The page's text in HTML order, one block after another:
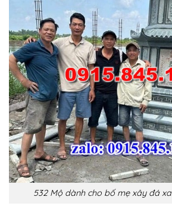
532 Mộ dành cho bố mẹ xây đá